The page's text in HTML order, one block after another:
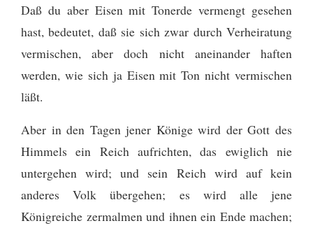
Daß du aber Eisen mit Tonerde vermengt gesehen
hast, bedeutet, daß sie sich zwar durch Verheiratung
vermischen, aber doch nicht aneinander haften
werden, wie sich ja Eisen mit Ton nicht vermischen
läßt.
Aber in den Tagen jener Könige wird der Gott des
Himmels ein Reich aufrichten, das ewiglich nie
untergehen wird; und sein Reich wird auf kein
anderes Volk übergehen; es wird alle jene
Königreiche zermalmen und ihnen ein Ende machen;